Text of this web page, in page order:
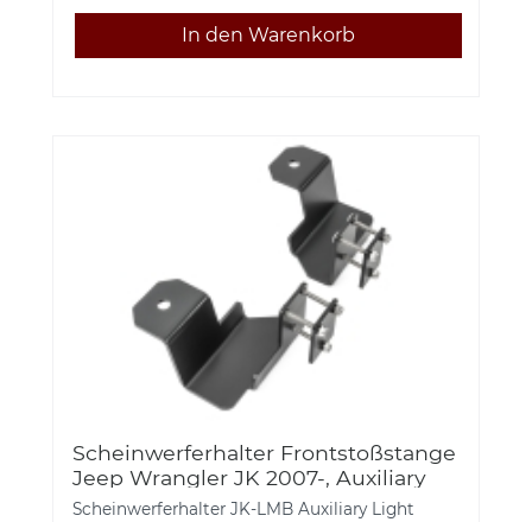
Scheinwerferhalter Frontstoßstange
Jeep Wrangler JK 2007-, Auxiliary
Light Mount Brackets
Scheinwerferhalter JK-LMB Auxiliary Light